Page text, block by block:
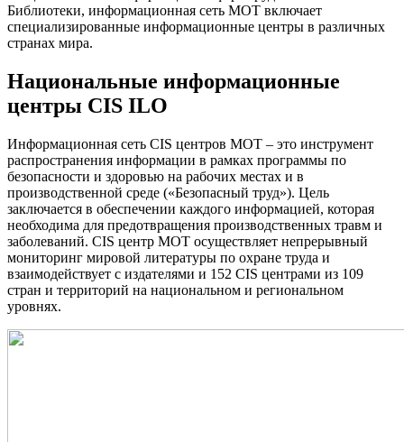
Библиотеки, информационная сеть МОТ включает
специализированные информационные центры в различных
странах мира.
Национальные информационные
центры CIS ILO
Информационная сеть CIS центров МОТ – это инструмент
распространения информации в рамках программы по
безопасности и здоровью на рабочих местах и в
производственной среде («Безопасный труд»). Цель
заключается в обеспечении каждого информацией, которая
необходима для предотвращения производственных травм и
заболеваний. CIS центр МОТ осуществляет непрерывный
мониторинг мировой литературы по охране труда и
взаимодействует с издателями и 152 CIS центрами из 109
стран и территорий на национальном и региональном
уровнях.